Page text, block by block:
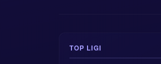
TOP LIGI